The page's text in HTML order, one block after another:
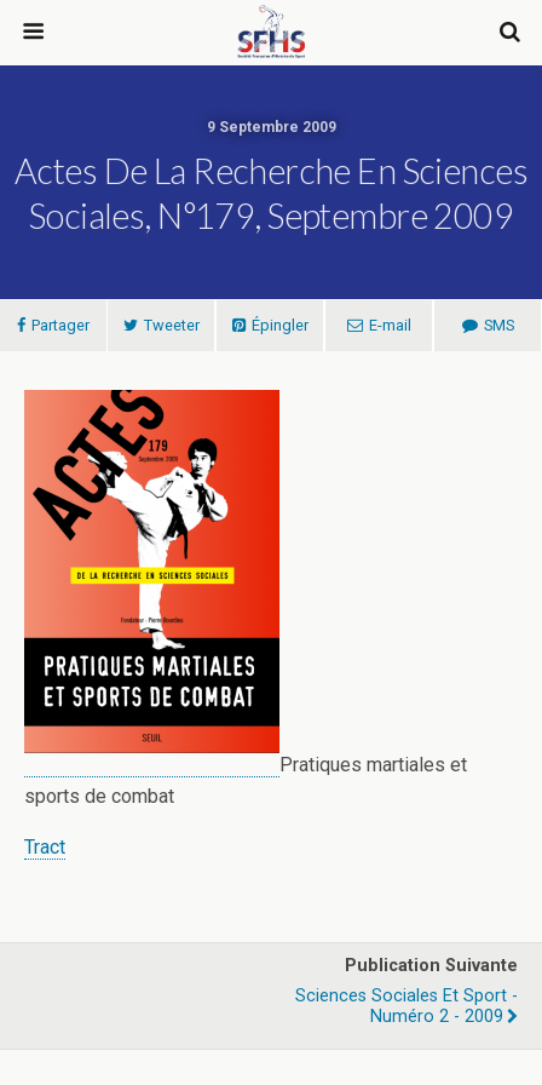
9 Septembre 2009
Actes De La Recherche En Sciences
Sociales, N°179, Septembre 2009
Partager Tweeter Épingler E-mail SMS
Pratiques martiales et
sports de combat
Tract
Publication Suivante
Sciences Sociales Et Sport -
Numéro 2 - 2009